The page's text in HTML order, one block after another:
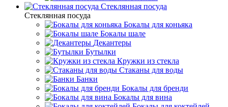
Стеклянная посуда
Стеклянная посуда
Бокалы для коньяка
Бокалы шале
Декантеры
Бутылки
Кружки из стекла
Стаканы для воды
Банки
Бокалы для бренди
Бокалы для вина